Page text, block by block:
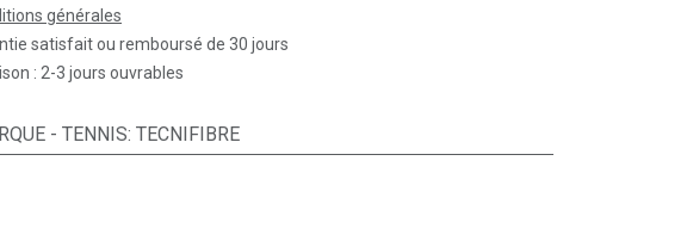
générales
satisfait ou remboursé de 30 jours
: 2-3 jours ouvrables
- TENNIS: TECNIFIBRE